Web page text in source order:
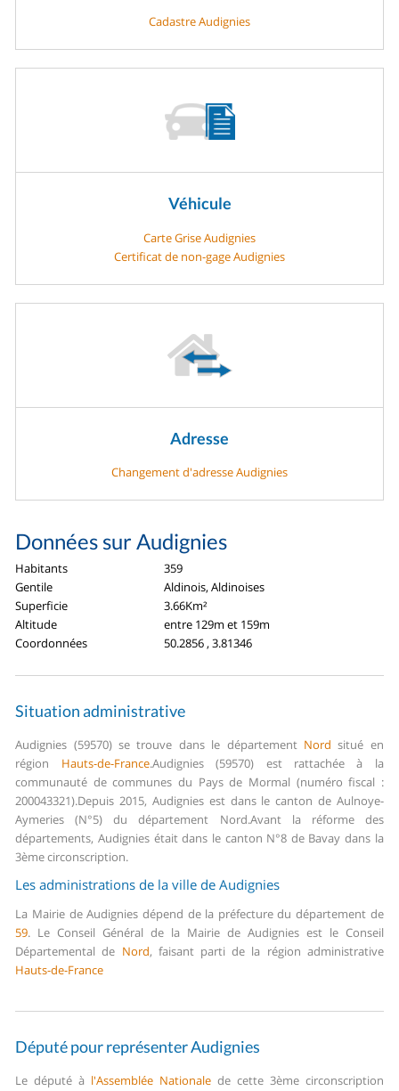
Cadastre Audignies
Véhicule
Carte Grise Audignies
Certificat de non-gage Audignies
Adresse
Changement d'adresse Audignies
Données sur Audignies
Habitants
359
Gentile
Aldinois, Aldinoises
Superficie
3.66Km²
Altitude
entre 129m et 159m
Coordonnées
50.2856 , 3.81346
Situation administrative
Audignies (59570) se trouve dans le département Nord situé en
région Hauts-de-France.Audignies (59570) est rattachée à la
communauté de communes du Pays de Mormal (numéro fiscal :
200043321).Depuis 2015, Audignies est dans le canton de Aulnoye-
Aymeries (N°5) du département Nord.Avant la réforme des
départements, Audignies était dans le canton N°8 de Bavay dans la
3ème circonscription.
Les administrations de la ville de Audignies
La Mairie de Audignies dépend de la préfecture du département de
59. Le Conseil Général de la Mairie de Audignies est le Conseil
Départemental de Nord, faisant parti de la région administrative
Hauts-de-France
Député pour représenter Audignies
Le député à l'Assemblée Nationale de cette 3ème circonscription